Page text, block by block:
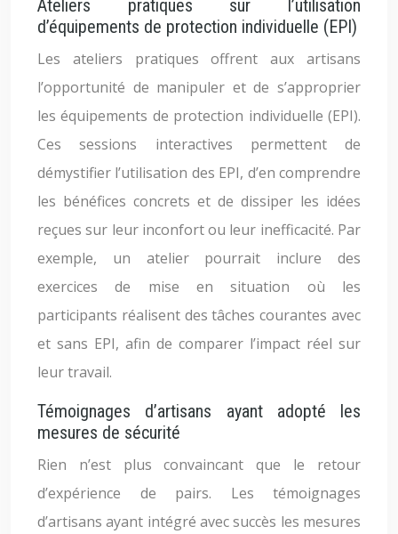
Ateliers pratiques sur l’utilisation
d’équipements de protection individuelle (EPI)
Les ateliers pratiques offrent aux artisans
l’opportunité de manipuler et de s’approprier
les équipements de protection individuelle (EPI).
Ces sessions interactives permettent de
démystifier l’utilisation des EPI, d’en comprendre
les bénéfices concrets et de dissiper les idées
reçues sur leur inconfort ou leur inefficacité. Par
exemple, un atelier pourrait inclure des
exercices de mise en situation où les
participants réalisent des tâches courantes avec
et sans EPI, afin de comparer l’impact réel sur
leur travail.
Témoignages d’artisans ayant adopté les
mesures de sécurité
Rien n’est plus convaincant que le retour
d’expérience de pairs. Les témoignages
d’artisans ayant intégré avec succès les mesures